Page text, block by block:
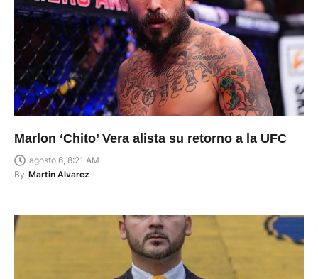
Marlon ‘Chito’ Vera alista su retorno a la UFC
agosto 6, 8:21 AM
By Martin Alvarez